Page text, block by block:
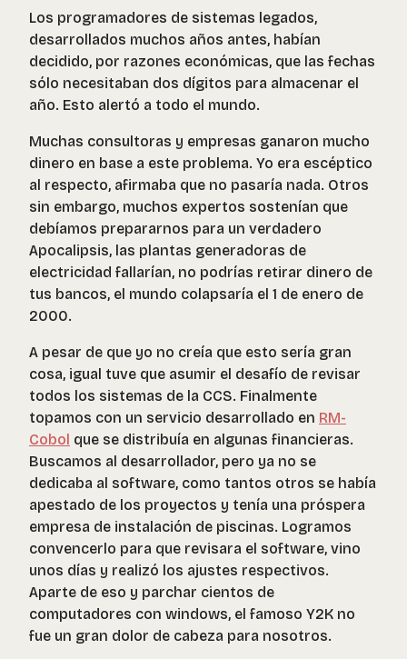
Los programadores de sistemas legados,
desarrollados muchos años antes, habían
decidido, por razones económicas, que las fechas
sólo necesitaban dos dígitos para almacenar el
año. Esto alertó a todo el mundo.
Muchas consultoras y empresas ganaron mucho
dinero en base a este problema. Yo era escéptico
al respecto, afirmaba que no pasaría nada. Otros
sin embargo, muchos expertos sostenían que
debíamos prepararnos para un verdadero
Apocalipsis, las plantas generadoras de
electricidad fallarían, no podrías retirar dinero de
tus bancos, el mundo colapsaría el 1 de enero de
2000.
A pesar de que yo no creía que esto sería gran
cosa, igual tuve que asumir el desafío de revisar
todos los sistemas de la CCS. Finalmente
topamos con un servicio desarrollado en RM-
Cobol que se distribuía en algunas financieras.
Buscamos al desarrollador, pero ya no se
dedicaba al software, como tantos otros se había
apestado de los proyectos y tenía una próspera
empresa de instalación de piscinas. Logramos
convencerlo para que revisara el software, vino
unos días y realizó los ajustes respectivos.
Aparte de eso y parchar cientos de
computadores con windows, el famoso Y2K no
fue un gran dolor de cabeza para nosotros.